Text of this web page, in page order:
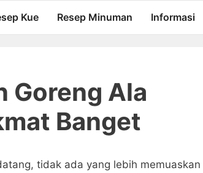
Kue Resep Minuman Informasi
Goreng Ala
Banget
tidak ada yang lebih memuaskan